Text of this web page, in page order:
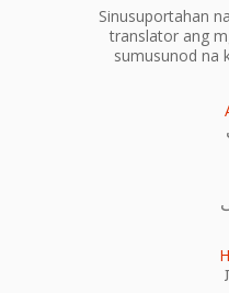
Sinusuportahan
translator ang
sumusunod na